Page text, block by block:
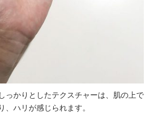
っかりとしたテクスチャーは、肌の上で
、ハリが感じられます。